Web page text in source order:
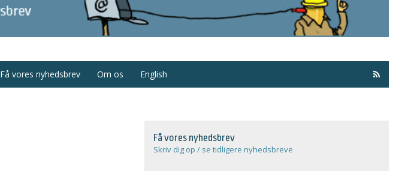
Få vores nyhedsbrev Om os English
Få vores nyhedsbrev
Skriv dig op / se tidligere nyhedsbreve